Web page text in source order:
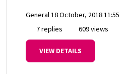
General18 October, 2018 11:55
7 replies
609 views
VIEW DETAILS